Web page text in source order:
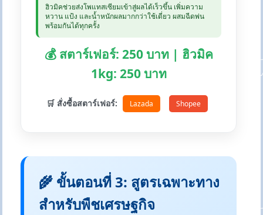
ฮิวมิคช่วยส่งโพแทสเซียมเข้าสู่ผลได้เร็วขึ้น เพิ่มความ
หวาน แป้ง และน้ำหนักผลมากกว่าใช้เดี่ยว ผสมฉีดพ่น
พร้อมกันได้ทุกครั้ง
💰 สตาร์เฟอร์: 250 บาท | ฮิวมิค
1kg: 250 บาท
🛒 สั่งซื้อสตาร์เฟอร์: Lazada Shopee
🌾 ขั้นตอนที่ 3: สูตรเฉพาะทาง
สำหรับพืชเศรษฐกิจ